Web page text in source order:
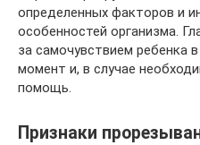
определенных факторов и
особенностей организма.
за самочувствием ребенка
момент и, в случае
помощь.
Признаки